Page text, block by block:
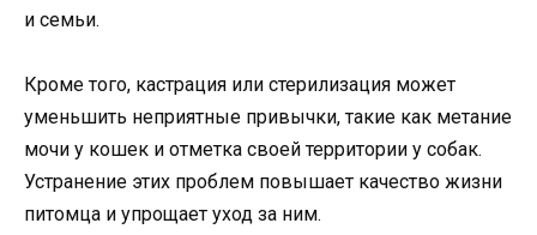
и семьи.
Кроме того, кастрация или стерилизация может
уменьшить неприятные привычки, такие как метание
мочи у кошек и отметка своей территории у собак.
Устранение этих проблем повышает качество жизни
питомца и упрощает уход за ним.